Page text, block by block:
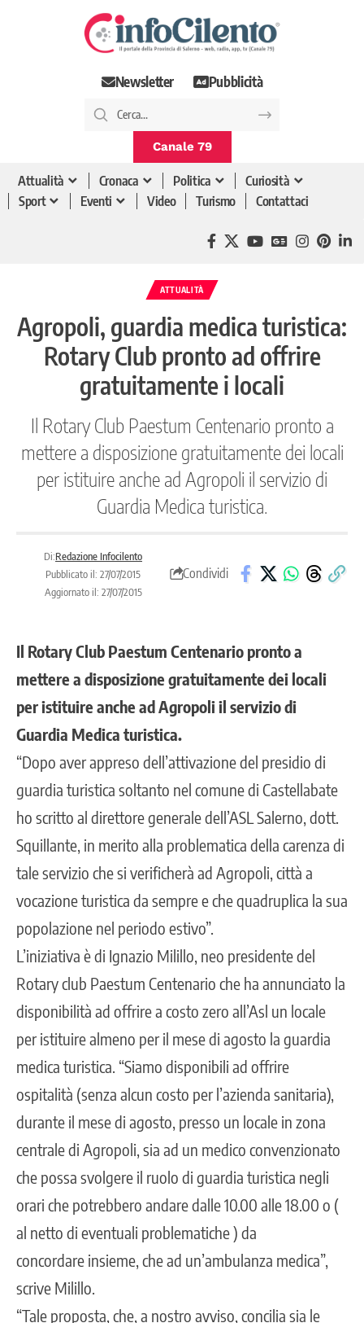
Newsletter Pubblicità
Canale 79
Attualità Cronaca Politica
Curiosità
Sport
Eventi Video Turismo Contattaci
ATTUALITÀ
Agropoli, guardia medica turistica:
Rotary Club pronto ad offrire
gratuitamente i locali
Il Rotary Club Paestum Centenario pronto a
mettere a disposizione gratuitamente dei locali
per istituire anche ad Agropoli il servizio di
Guardia Medica turistica.
Di:Redazione Infocilento
Pubblicato il: 27/07/2015
Aggiornato il: 27/07/2015
Condividi
Il Rotary Club Paestum Centenario pronto a
mettere a disposizione gratuitamente dei locali
per istituire anche ad Agropoli il servizio di
Guardia Medica turistica.
“Dopo aver appreso dell’attivazione del presidio di
guardia turistica soltanto nel comune di Castellabate
ho scritto al direttore generale dell’ASL Salerno, dott.
Squillante, in merito alla problematica della carenza di
tale servizio che si verificherà ad Agropoli, città a
vocazione turistica da sempre e che quadruplica la sua
popolazione nel periodo estivo”.
L’iniziativa è di Ignazio Milillo, neo presidente del
Rotary club Paestum Centenario che ha annunciato la
disponibilità ad offrire a costo zero all’Asl un locale
per istituire almeno per il mese di agosto la guardia
medica turistica. “Siamo disponibili ad offrire
ospitalità (senza alcun costo per l’azienda sanitaria),
durante il mese di agosto, presso un locale in zona
centrale di Agropoli, sia ad un medico convenzionato
che possa svolgere il ruolo di guardia turistica negli
orari che potrebbero andare dalle 10.00 alle 18.00 o (
al netto di eventuali problematiche ) da
concordare insieme, che ad un’ambulanza medica”,
scrive Milillo.
“Tale proposta, che, a nostro avviso, concilia sia le